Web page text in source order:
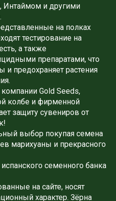
Интаймом и другими
на полках
тестирование на
а также
препаратами, что
и предохраняет растения
Gold Seeds,
колбе и фирменной
защиту сувениров от
выбор покупая семена
марихуаны и прекрасного
семенного банка
на сайте, носят
характер. Зёрна